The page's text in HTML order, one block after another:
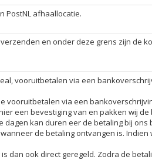
PostNL afhaallocatie.
en onder deze grens zijn de
vooruitbetalen via een
vooruitbetalen via een
een bevestiging van en pakken wij de
kan duren eer de betaling bij ons
de betaling ontvangen is. Indien
dan ook direct geregeld. Zodra de